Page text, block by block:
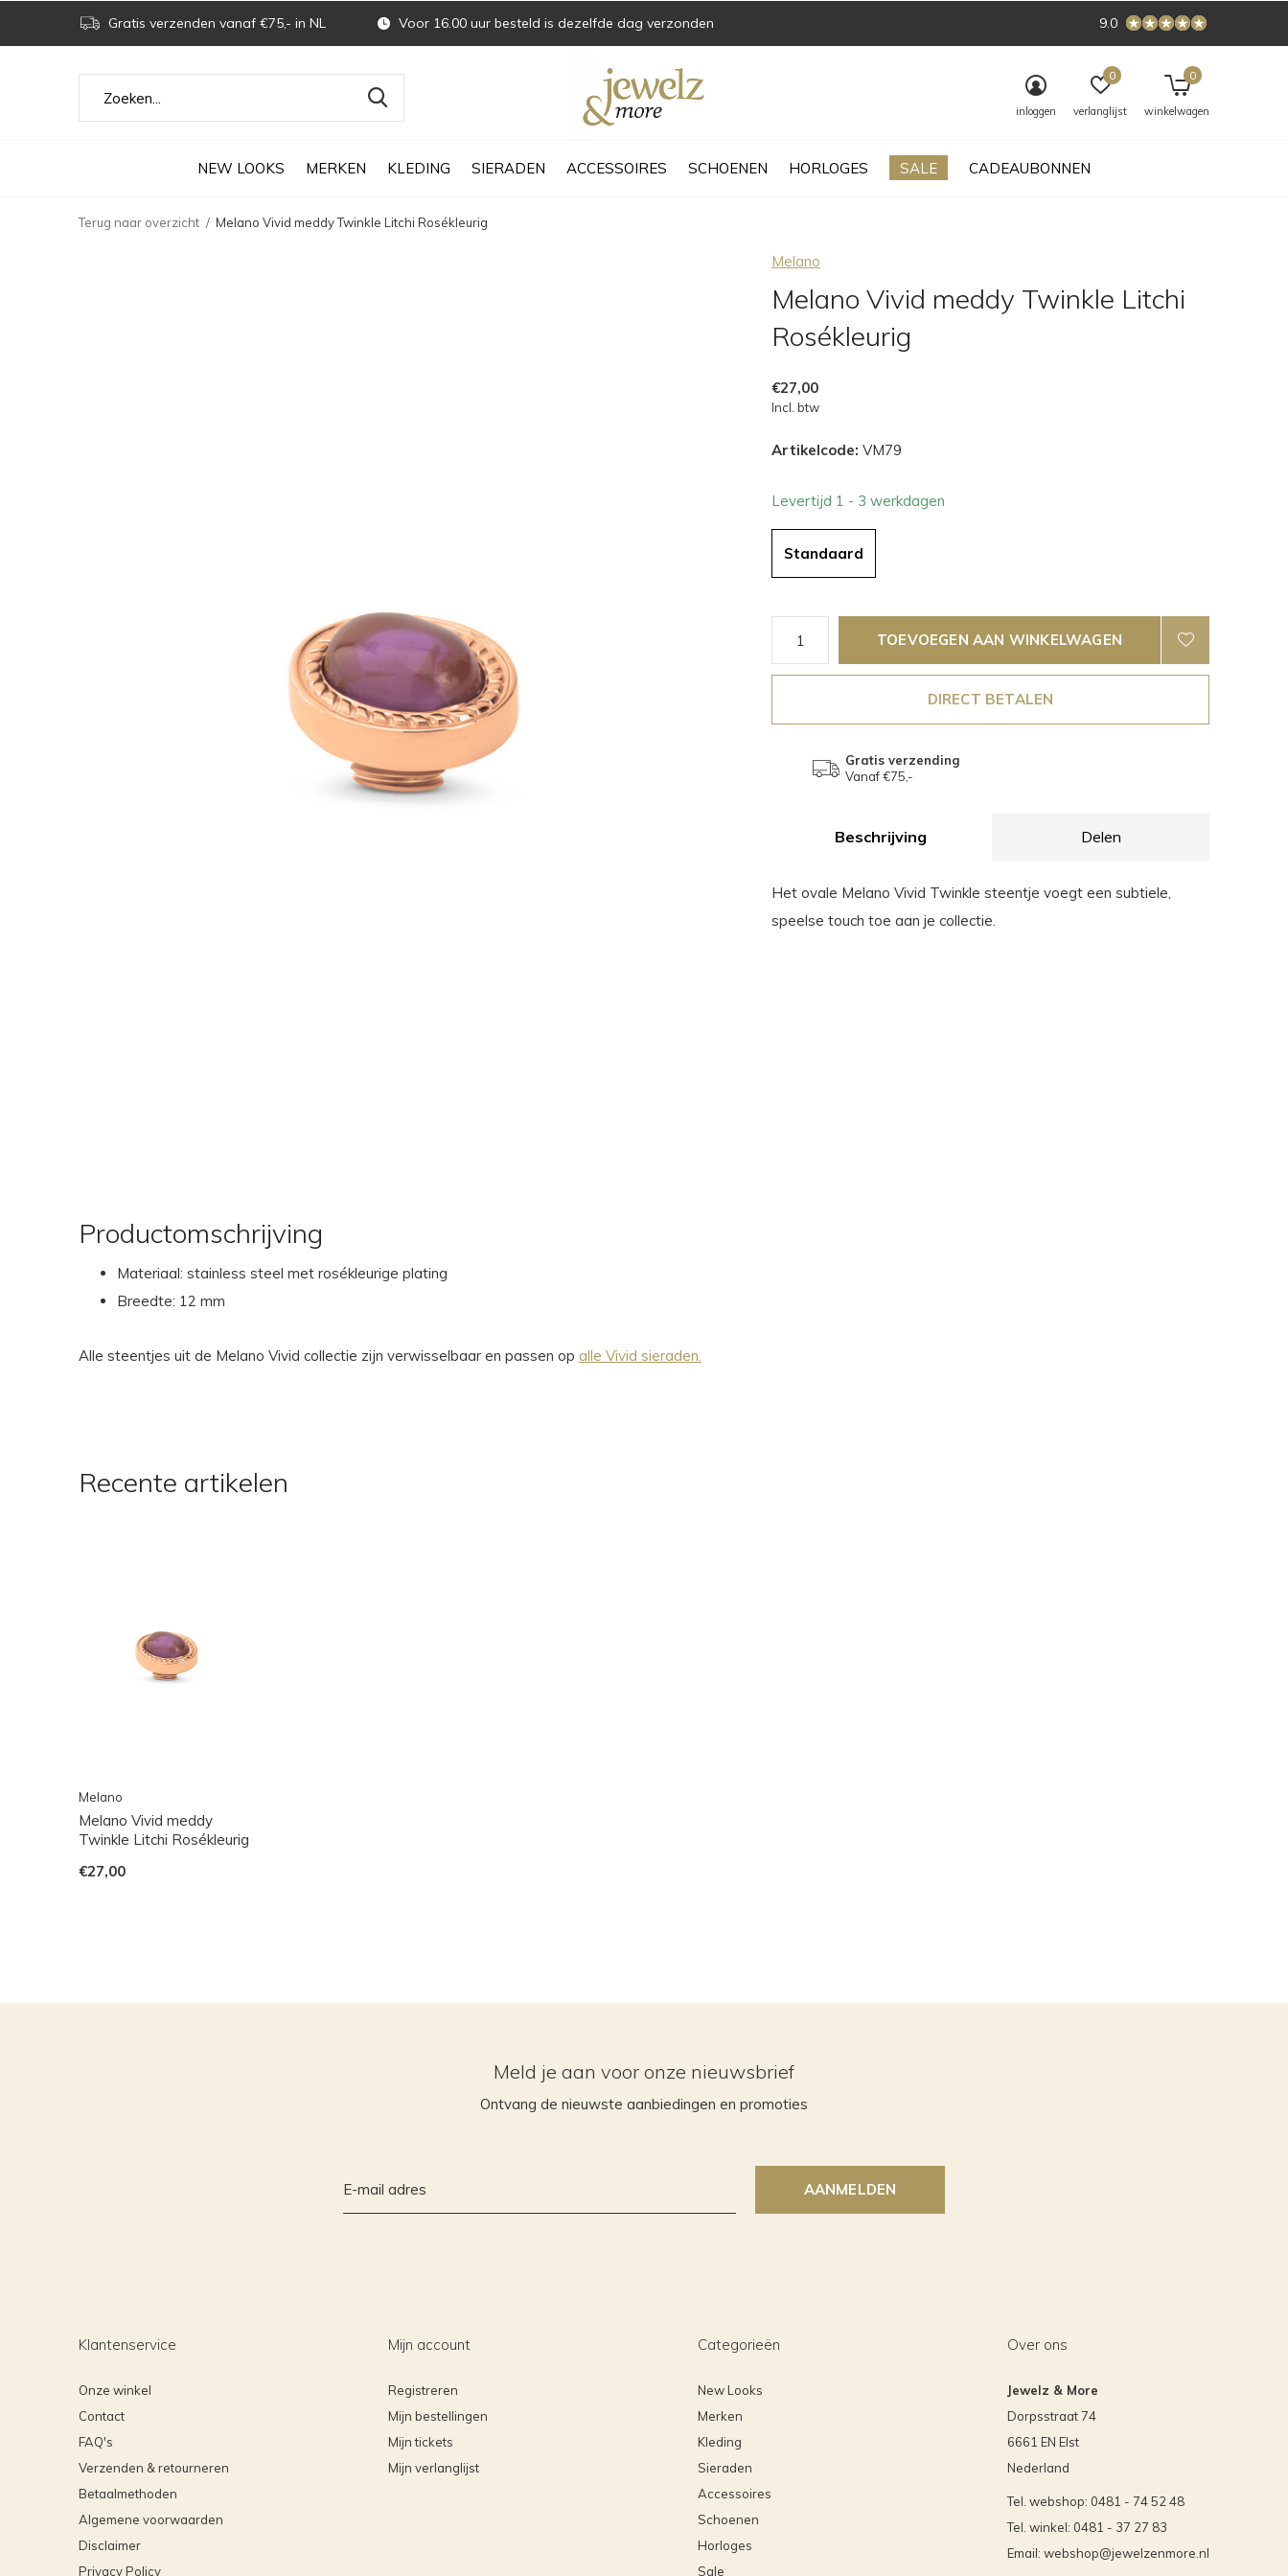
NEW LOOKS MERKEN KLEDING SIERADEN ACCESSOIRES SCHOENEN HORLOGES SALE CADEAUBONNEN
inloggen verlanglijst
0
winkelwagen
0
Gratis verzenden vanaf €75,- in NL Voor 16.00 uur besteld is dezelfde dag verzonden 9.0
Terug naar overzicht Melano Vivid meddy Twinkle Litchi Rosékleurig
Melano
Melano Vivid meddy Twinkle Litchi
Rosékleurig
€27,00
Incl. btw
Artikelcode: VM79
Levertijd 1 - 3 werkdagen
Standaard
TOEVOEGEN AAN WINKELWAGEN
DIRECT BETALEN
Gratis verzending
Vanaf €75,-
Beschrijving Delen
Het ovale Melano Vivid Twinkle steentje voegt een subtiele,
speelse touch toe aan je collectie.
Productomschrijving
Materiaal: stainless steel met rosékleurige plating
Breedte: 12 mm
Alle steentjes uit de Melano Vivid collectie zijn verwisselbaar en passen op alle Vivid sieraden.
Recente artikelen
Melano
Melano Vivid meddy
Twinkle Litchi Rosékleurig
€27,00
Meld je aan voor onze nieuwsbrief
Ontvang de nieuwste aanbiedingen en promoties
AANMELDEN
Klantenservice
Onze winkel
Contact
FAQ's
Verzenden & retourneren
Betaalmethoden
Algemene voorwaarden
Disclaimer
Privacy Policy
Mijn account
Registreren
Mijn bestellingen
Mijn tickets
Mijn verlanglijst
Categorieën
New Looks
Merken
Kleding
Sieraden
Accessoires
Schoenen
Horloges
Sale
Over ons
Jewelz & More
Dorpsstraat 74
6661 EN Elst
Nederland
Tel. webshop: 0481 - 74 52 48
Tel. winkel: 0481 - 37 27 83
Email: webshop@jewelzenmore.nl